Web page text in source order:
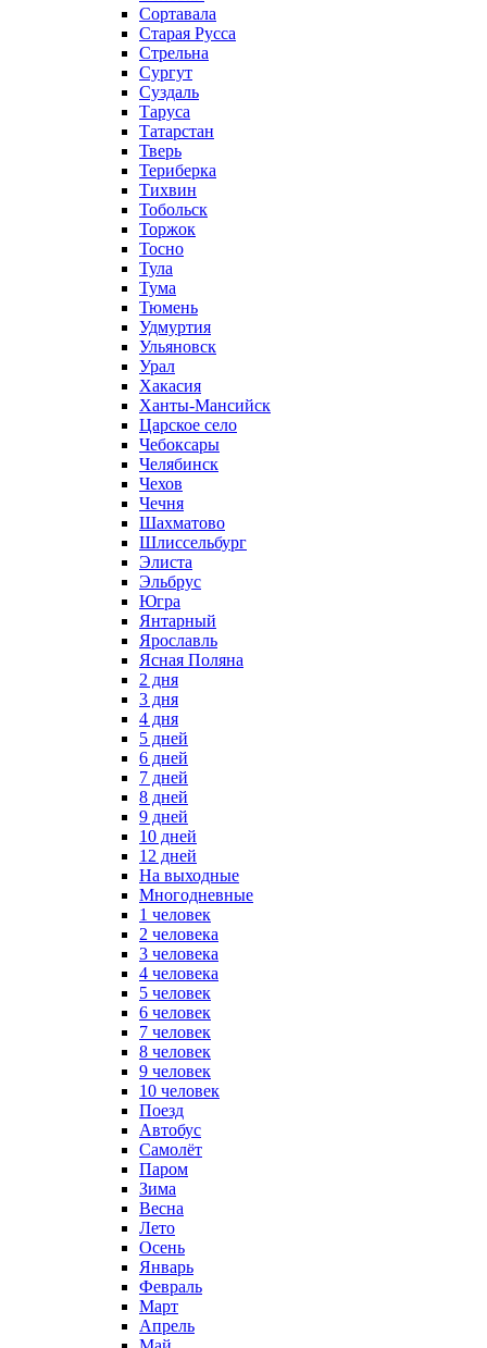
Сортавала
Старая Русса
Стрельна
Сургут
Суздаль
Таруса
Татарстан
Тверь
Териберка
Тихвин
Тобольск
Торжок
Тосно
Тула
Тума
Тюмень
Удмуртия
Ульяновск
Урал
Хакасия
Ханты-Мансийск
Царское село
Чебоксары
Челябинск
Чехов
Чечня
Шахматово
Шлиссельбург
Элиста
Эльбрус
Югра
Янтарный
Ярославль
Ясная Поляна
2 дня
3 дня
4 дня
5 дней
6 дней
7 дней
8 дней
9 дней
10 дней
12 дней
На выходные
Многодневные
1 человек
2 человека
3 человека
4 человека
5 человек
6 человек
7 человек
8 человек
9 человек
10 человек
Поезд
Автобус
Самолёт
Паром
Зима
Весна
Лето
Осень
Январь
Февраль
Март
Апрель